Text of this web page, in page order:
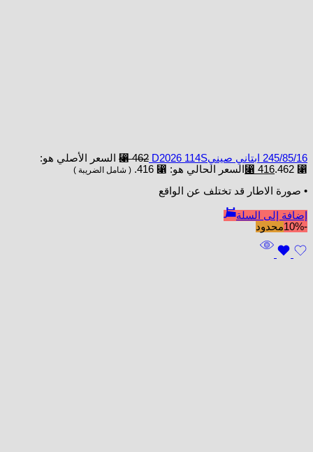
245/85/16 ابتاني صينيD2026 114S ⃁462
السعر الأصلي هو:
⃁ 462.
⃁ 416 السعر الحالي هو: ⃁ 416. ( شامل الضريبة )
• صورة الاطار قد تختلف عن الواقع
إضافة إلى السلة
-10%
محدود